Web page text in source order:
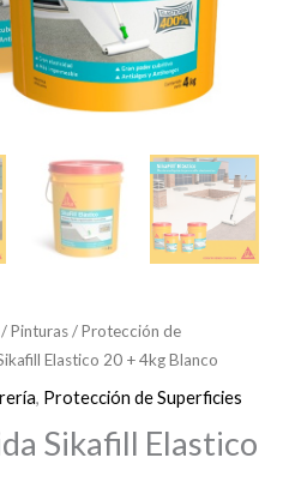
/Pinturas/Protección de
Elastico 20 + 4kg Blanco
, Protección de Superficies
Sikafill Elastico